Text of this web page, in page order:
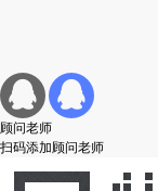
顾问老师
扫码添加顾问老师